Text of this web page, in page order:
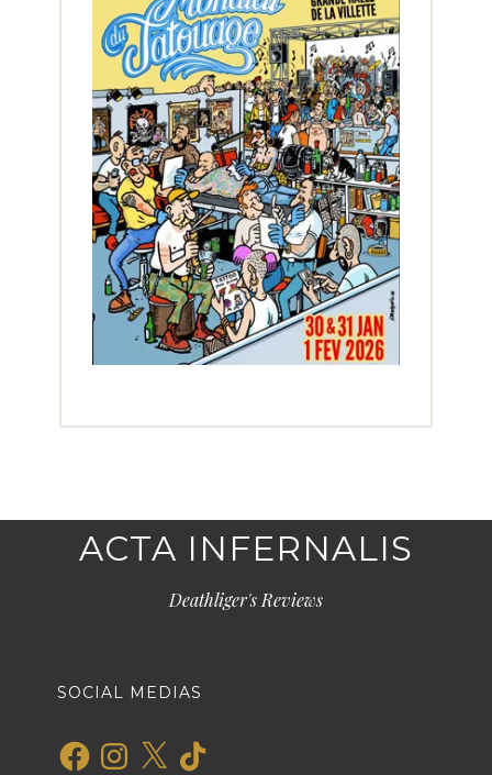
ACTA INFERNALIS
Deathliger's Reviews
SOCIAL MEDIAS
FacebookInstagram
X TikTok